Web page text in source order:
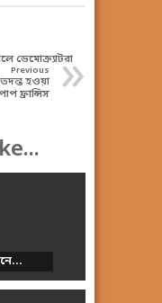
ডেমোক্র্যাটরা»
Previous
হওয়া
ফ্রান্সিস